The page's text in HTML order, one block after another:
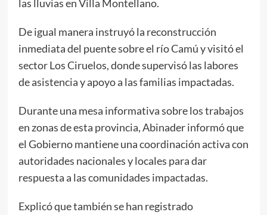
las lluvias en Villa Montellano.
De igual manera instruyó la reconstrucción
inmediata del puente sobre el río Camú y visitó el
sector Los Ciruelos, donde supervisó las labores
de asistencia y apoyo a las familias impactadas.
Durante una mesa informativa sobre los trabajos
en zonas de esta provincia, Abinader informó que
el Gobierno mantiene una coordinación activa con
autoridades nacionales y locales para dar
respuesta a las comunidades impactadas.
Explicó que también se han registrado